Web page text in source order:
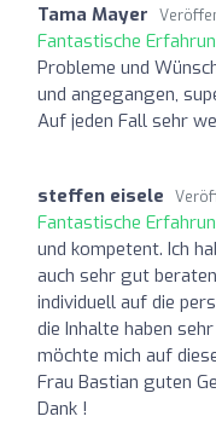
Tama Mayer
Fantastische
Probleme und
und angegangen,
Auf jeden Fall sehr
steffen eisele
Fantastische
und kompetent. Ich
auch sehr gut
individuell auf die
die Inhalte haben
möchte mich auf
Frau Bastian guten
Dank !